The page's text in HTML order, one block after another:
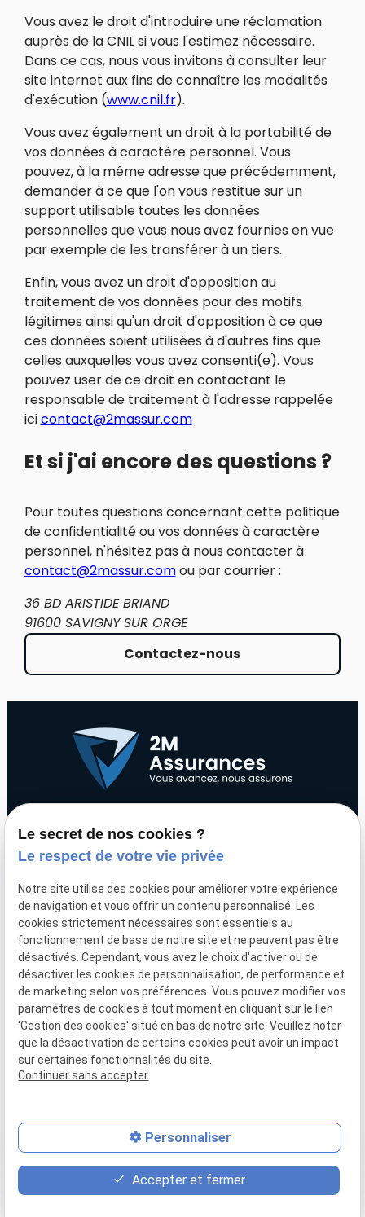
Vous avez le droit d'introduire une réclamation
auprès de la CNIL si vous l'estimez nécessaire.
Dans ce cas, nous vous invitons à consulter leur
site internet aux fins de connaître les modalités
d'exécution (www.cnil.fr).
Vous avez également un droit à la portabilité de
vos données à caractère personnel. Vous
pouvez, à la même adresse que précédemment,
demander à ce que l'on vous restitue sur un
support utilisable toutes les données
personnelles que vous nous avez fournies en vue
par exemple de les transférer à un tiers.
Enfin, vous avez un droit d'opposition au
traitement de vos données pour des motifs
légitimes ainsi qu'un droit d'opposition à ce que
ces données soient utilisées à d'autres fins que
celles auxquelles vous avez consenti(e). Vous
pouvez user de ce droit en contactant le
responsable de traitement à l'adresse rappelée
icicontact@2massur.com
Et si j'ai encore des questions ?
Pour toutes questions concernant cette politique
de confidentialité ou vos données à caractère
personnel, n'hésitez pas à nous contacter à
contact@2massur.comou par courrier :
36 BD ARISTIDE BRIAND
91600 SAVIGNY SUR ORGE
Contactez-nous
Contact
pin_drop
36 BD ARISTIDE BRIAND
91600 SAVIGNY SUR ORGE
schedule Lundi-vendredi : 9:30-12:30 14:00-18:30
Mentions
légales
Politique de
confidentialité
Plan du
site
Gestion
des
cookies
SIRET :83953864200027
place
Plan d'accès
contact_page
Contact
phone
01.86.65.78.19
Le secret de nos cookies ?
Le respect de votre vie privée
Notre site utilise des cookies pour améliorer votre expérience
de navigation et vous offrir un contenu personnalisé. Les
cookies strictement nécessaires sont essentiels au
fonctionnement de base de notre site et ne peuvent pas être
désactivés. Cependant, vous avez le choix d'activer ou de
désactiver les cookies de personnalisation, de performance et
de marketing selon vos préférences. Vous pouvez modifier vos
paramètres de cookies à tout moment en cliquant sur le lien
'Gestion des cookies' situé en bas de notre site. Veuillez noter
que la désactivation de certains cookies peut avoir un impact
sur certaines fonctionnalités du site.
Continuer sans accepter
Personnaliser
Accepter et fermer